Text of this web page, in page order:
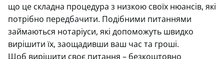
що це складна процедура з низкою своїх нюансів, які
потрібно передбачити. Подібними питаннями
займаються нотаріуси, які допоможуть швидко
вирішити їх, заощадивши ваш час та гроші.
Щоб вирішити своє питання – безкоштовно